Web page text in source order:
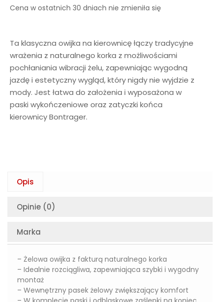
Cena w ostatnich 30 dniach nie zmieniła się
Ta klasyczna owijka na kierownicę łączy tradycyjne
wrażenia z naturalnego korka z możliwościami
pochłaniania wibracji żelu, zapewniając wygodną
jazdę i estetyczny wygląd, który nigdy nie wyjdzie z
mody. Jest łatwa do założenia i wyposażona w
paski wykończeniowe oraz zatyczki końca
kierownicy Bontrager.
Opis
Opinie (0)
Marka
– Żelowa owijka z fakturą naturalnego korka
– Idealnie rozciągliwa, zapewniająca szybki i wygodny
montaż
– Wewnętrzny pasek żelowy zwiększający komfort